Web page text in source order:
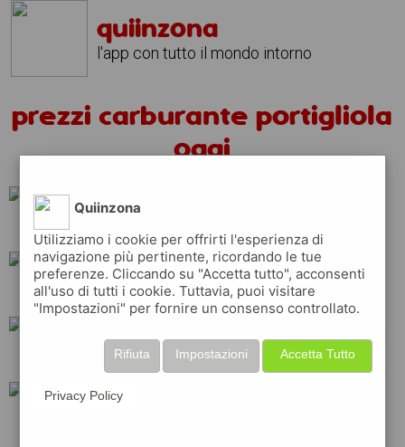
quiinzona
l'app con tutto il mondo intorno
prezzi carburante portigliola
oggi
api
tamoil eni ip
erg total
Quiinzona
Utilizziamo i cookie per offrirti l'esperienza di
navigazione più pertinente, ricordando le tue
preferenze. Cliccando su "Accetta tutto", acconsenti
all'uso di tutti i cookie. Tuttavia, puoi visitare
"Impostazioni" per fornire un consenso controllato.
Accetta Tutto
Impostazioni
Rifiuta
Privacy Policy